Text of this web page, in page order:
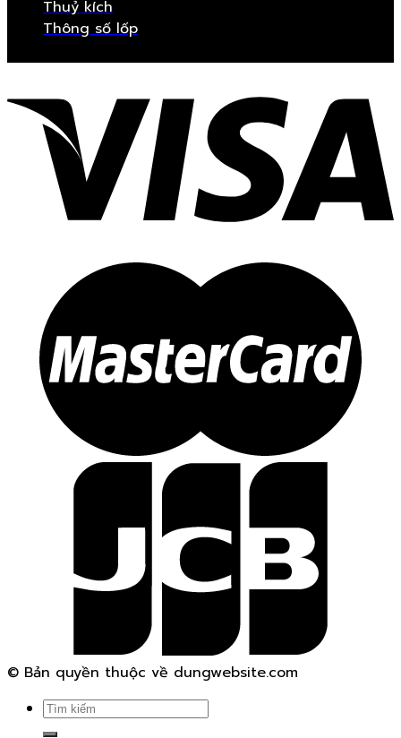
Thuỷ kích
Thông số lốp
© Bản quyền thuộc về dungwebsite.com
Search
for: